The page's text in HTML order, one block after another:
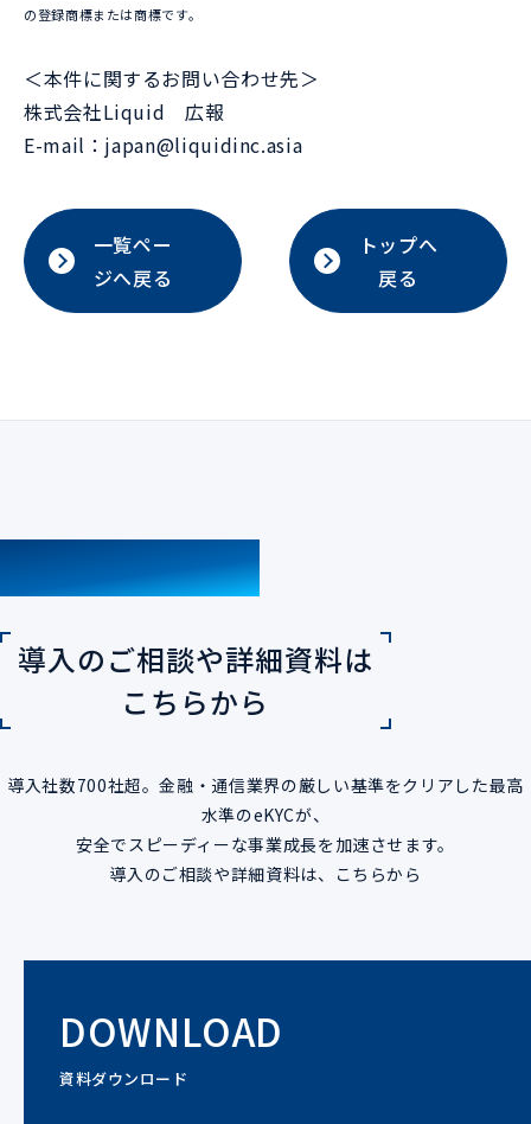
の登録商標または商標です。
＜本件に関するお問い合わせ先＞
株式会社Liquid 広報
E-mail：japan@liquidinc.asia
一覧ペー
ジへ戻る
トップへ
戻る
CONTACT
導入のご相談や詳細資料は
こちらから
導入社数700社超。金融・通信業界の厳しい基準をクリアした最高
水準のeKYCが、
安全でスピーディーな事業成長を加速させます。
導入のご相談や詳細資料は、こちらから
DOWNLOAD
資料ダウンロード